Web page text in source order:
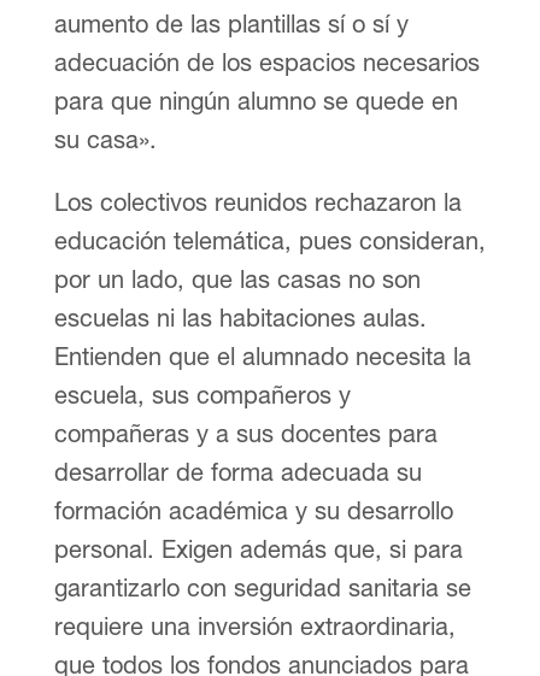
aumento de las plantillas sí o sí y
adecuación de los espacios necesarios
para que ningún alumno se quede en
su casa».
Los colectivos reunidos rechazaron la
educación telemática, pues consideran,
por un lado, que las casas no son
escuelas ni las habitaciones aulas.
Entienden que el alumnado necesita la
escuela, sus compañeros y
compañeras y a sus docentes para
desarrollar de forma adecuada su
formación académica y su desarrollo
personal. Exigen además que, si para
garantizarlo con seguridad sanitaria se
requiere una inversión extraordinaria,
que todos los fondos anunciados para